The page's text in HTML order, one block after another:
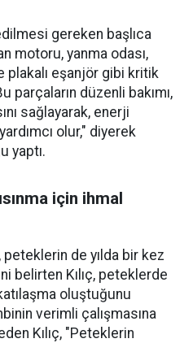
gereken başlıca
motoru, yanma odası,
plakalı eşanjör gibi kritik
parçaların düzenli bakımı,
sağlayarak, enerji
olur," diyerek
yaptı.
için ihmal
peteklerin de yılda bir kez
belirten Kılıç, peteklerde
oluştuğunu
verimli çalışmasına
Kılıç, "Peteklerin